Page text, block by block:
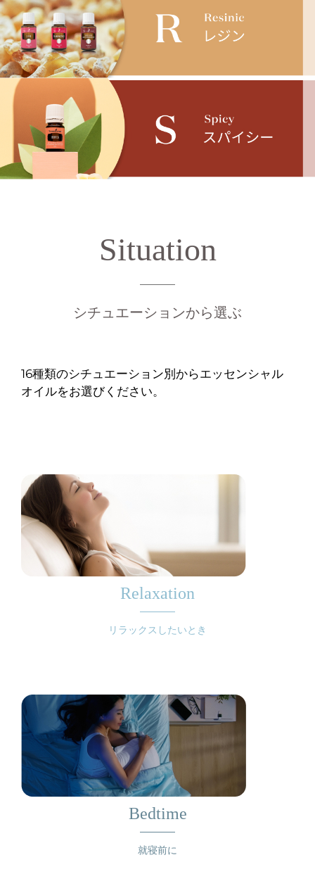
Situation
シチュエーションから選ぶ
16種類のシチュエーション別からエッセンシャル
オイルをお選びください。
Relaxation
リラックスしたいとき
Bedtime
就寝前に